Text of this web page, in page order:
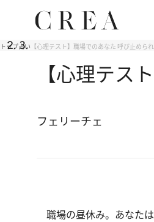
トップ占い 【心理テスト】職場でのあなた 呼び止めら
【心理テス
フェリーチェ
職場の昼休み。あなた